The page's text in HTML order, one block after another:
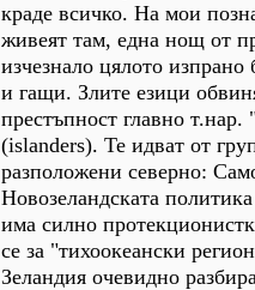
краде всичко. На мои
живеят там, една нощ от
изчезнало цялото изпрано
и гащи. Злите езици
престъпност главно т.нар.
(islanders). Те идват от
разположени северно:
Новозеландската
има силно
се за "тихоокеански
Зеландия очевидно